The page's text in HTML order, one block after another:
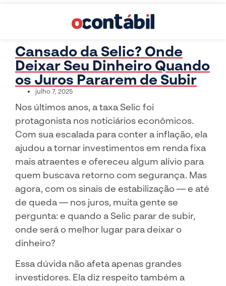
Cansado da Selic? Onde
Deixar Seu Dinheiro Quando
os Juros Pararem de Subir
julho 7, 2025
Nos últimos anos, a taxa Selic foi
protagonista nos noticiários econômicos.
Com sua escalada para conter a inflação, ela
ajudou a tornar investimentos em renda fixa
mais atraentes e ofereceu algum alívio para
quem buscava retorno com segurança. Mas
agora, com os sinais de estabilização — e até
de queda — nos juros, muita gente se
pergunta: e quando a Selic parar de subir,
onde será o melhor lugar para deixar o
dinheiro?
Essa dúvida não afeta apenas grandes
investidores. Ela diz respeito também a